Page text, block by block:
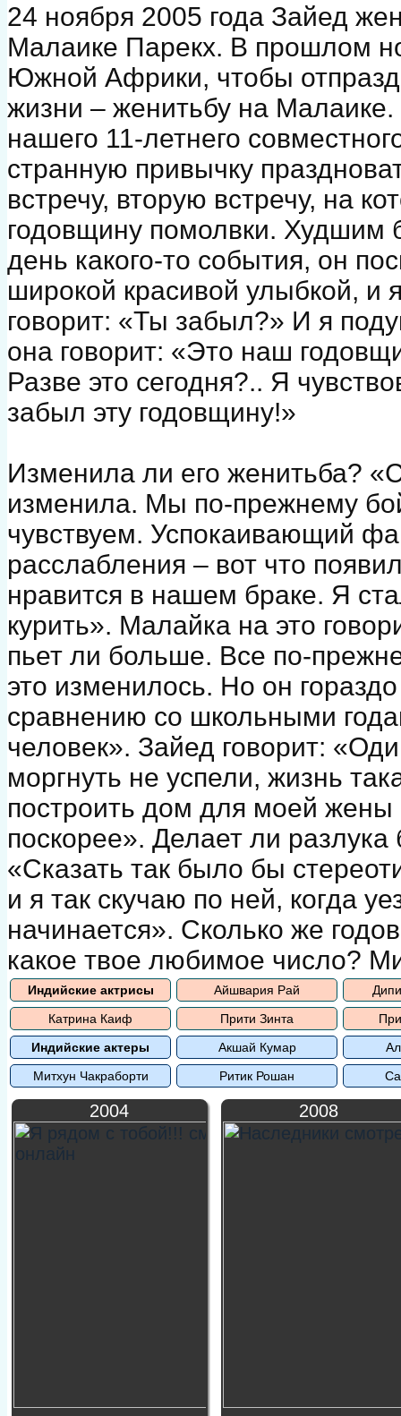
24 ноября 2005 года Зайед
Малаике Парекх. В прошлом
Южной Африки, чтобы
жизни – женитьбу на
нашего 11-летнего
странную привычку
встречу, вторую встречу, на
годовщину помолвки. Худшим
день какого-то события, он
широкой красивой улыбкой, и
говорит: «Ты забыл?» И я
она говорит: «Это наш
Разве это сегодня?.. Я
забыл эту годовщину!»
Изменила ли его женитьба?
изменила. Мы по-прежнему
чувствуем. Успокаивающий
расслабления – вот что
нравится в нашем браке. Я
курить». Малайка на это
пьет ли больше. Все по-
это изменилось. Но он
сравнению со школьными
человек». Зайед говорит:
моргнуть не успели, жизнь
построить дом для моей
поскорее». Делает ли
«Сказать так было бы
и я так скучаю по ней, когда
начинается». Сколько же
какое твое любимое число?
Индийские актрисы Айшвария Рай
Катрина Каиф
Прити Зинта
Индийские актеры
Акшай Кумар
Митхун Чакраборти
Ритик Рошан
2004 2008